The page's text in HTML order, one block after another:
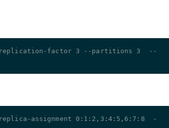
replication-factor 3 --partitions 3  --
assignment 0:1:2,3:4:5,6:7:8  -